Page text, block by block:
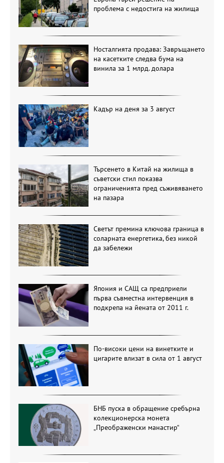
проблема с недостига на жилища
Носталгията продава: Завръщането
на касетките следва бума на
винила за 1 млрд. долара
Кадър на деня за 3 август
Търсенето в Китай на жилища в
съветски стил показва
ограниченията пред съживяването
на пазара
Светът премина ключова граница в
соларната енергетика, без никой
да забележи
Япония и САЩ са предприели
първа съвместна интервенция в
подкрепа на йената от 2011 г.
По-високи цени на винетките и
цигарите влизат в сила от 1 август
БНБ пуска в обращение сребърна
колекционерска монета
„Преображенски манастир“